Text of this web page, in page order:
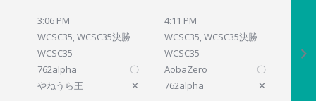
3:06 PM
WCSC35, WCSC35決勝
WCSC35
762alpha
〇
やねうら王
✕
4:11 PM
WCSC35, WCSC35決勝
WCSC35
AobaZero
〇
762alpha
✕
Home